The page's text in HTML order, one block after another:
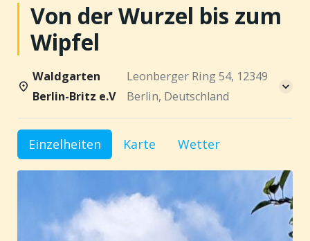
Von der Wurzel bis zum
Wipfel
Waldgarten
Berlin-Britz e.V
Leonberger Ring 54, 12349
Berlin, Deutschland
Einzelheiten Karte Wetter